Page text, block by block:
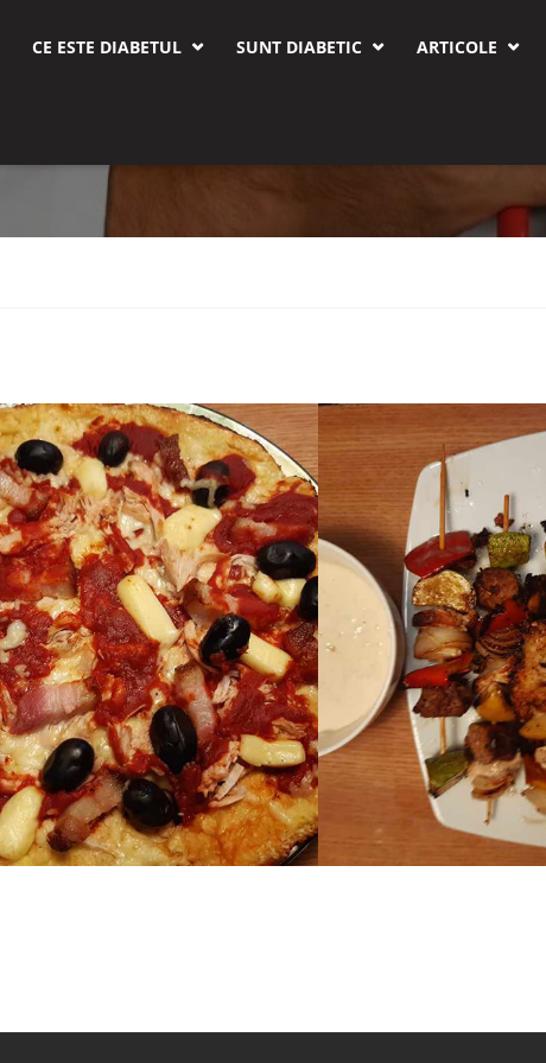
CE ESTE DIABETUL  SUNT DIABETIC  ARTICOLE 